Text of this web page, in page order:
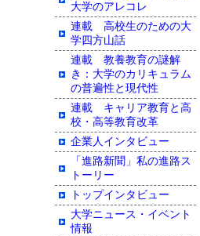
大学のアレコレ
連載 高校生のための大
学四方山話
連載 教養教育の謎解
き：大学のカリキュラム
の普遍性と現代性
連載 キャリア教育と高
校・高等教育改革
企業人インタビュー
「進路新聞」私の進路ス
トーリー
トップインタビュー
大学ニュース・イベント
情報